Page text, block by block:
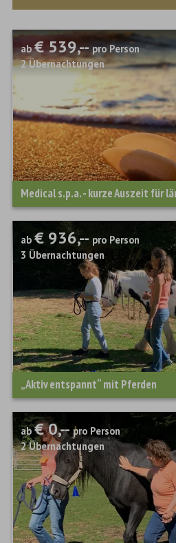
ab€ 539,-- pro Person
2 Übernachtungen
„Aktiv entspannt“ mit Pferden
ab€ 936,-- pro Person
3 Übernachtungen
ab€ 0,-- pro Person
2 Übernachtungen